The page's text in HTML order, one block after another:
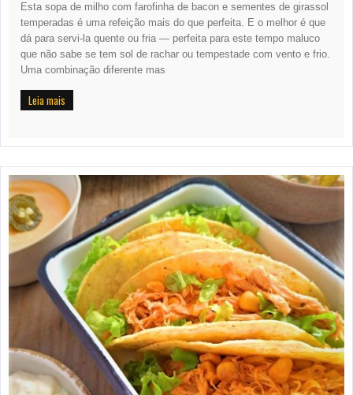
Esta sopa de milho com farofinha de bacon e sementes de girassol
temperadas é uma refeição mais do que perfeita. E o melhor é que
dá para servi-la quente ou fria — perfeita para este tempo maluco
que não sabe se tem sol de rachar ou tempestade com vento e frio.
Uma combinação diferente mas
Leia mais